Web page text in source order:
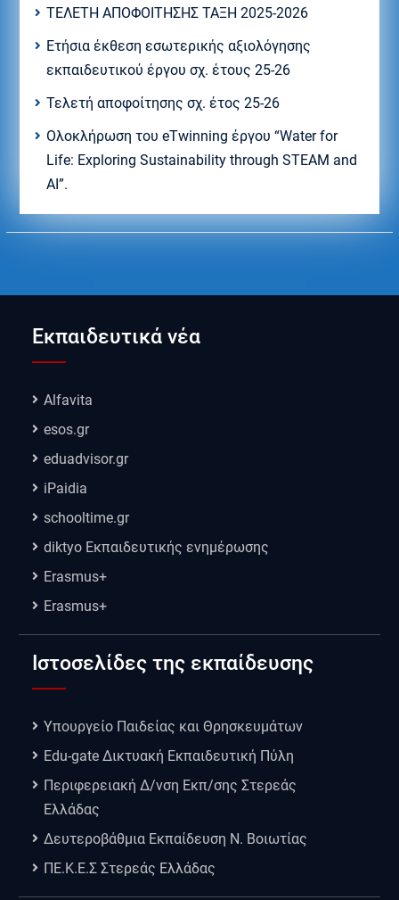
ΤΕΛΕΤΗ ΑΠΟΦΟΙΤΗΣΗΣ ΤΑΞΗ 2025-2026
Ετήσια έκθεση εσωτερικής αξιολόγησης
εκπαιδευτικού έργου σχ. έτους 25-26
Τελετή αποφοίτησης σχ. έτος 25-26
Ολοκλήρωση του eTwinning έργου “Water for
Life: Exploring Sustainability through STEAM and
AI”.
Εκπαιδευτικά νέα
Alfavita
esos.gr
eduadvisor.gr
iPaidia
schooltime.gr
diktyo Εκπαιδευτικής ενημέρωσης
Erasmus+
Erasmus+
Ιστοσελίδες της εκπαίδευσης
Υπουργείο Παιδείας και Θρησκευμάτων
Edu-gate Δικτυακή Εκπαιδευτική Πύλη
Περιφερειακή Δ/νση Εκπ/σης Στερεάς
Ελλάδας
Δευτεροβάθμια Εκπαίδευση Ν. Βοιωτίας
ΠΕ.Κ.Ε.Σ Στερεάς Ελλάδας